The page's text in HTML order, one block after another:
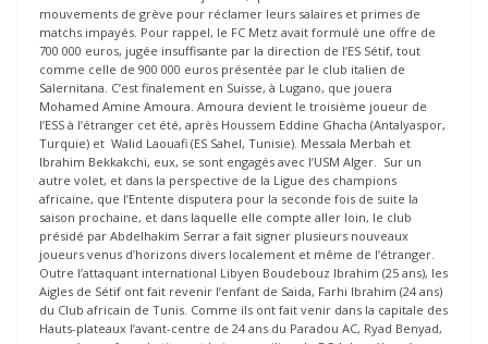
mouvements de grève pour réclamer leurs salaires et primes de
matchs impayés. Pour rappel, le FC Metz avait formulé une offre de
700 000 euros, jugée insuffisante par la direction de l’ES Sétif, tout
comme celle de 900 000 euros présentée par le club italien de
Salernitana. C’est finalement en Suisse, à Lugano, que jouera
Mohamed Amine Amoura. Amoura devient le troisième joueur de
l’ESS à l’étranger cet été, après Houssem Eddine Ghacha (Antalyaspor,
Turquie) et Walid Laouafi (ES Sahel, Tunisie). Messala Merbah et
Ibrahim Bekkakchi, eux, se sont engagés avec l’USM Alger. Sur un
autre volet, et dans la perspective de la Ligue des champions
africaine, que l’Entente disputera pour la seconde fois de suite la
saison prochaine, et dans laquelle elle compte aller loin, le club
présidé par Abdelhakim Serrar a fait signer plusieurs nouveaux
joueurs venus d’horizons divers localement et même de l’étranger.
Outre l’attaquant international Libyen Boudebouz Ibrahim (25 ans), les
Aigles de Sétif ont fait revenir l’enfant de Saida, Farhi Ibrahim (24 ans)
du Club africain de Tunis. Comme ils ont fait venir dans la capitale des
Hauts-plateaux l’avant-centre de 24 ans du Paradou AC, Ryad Benyad,